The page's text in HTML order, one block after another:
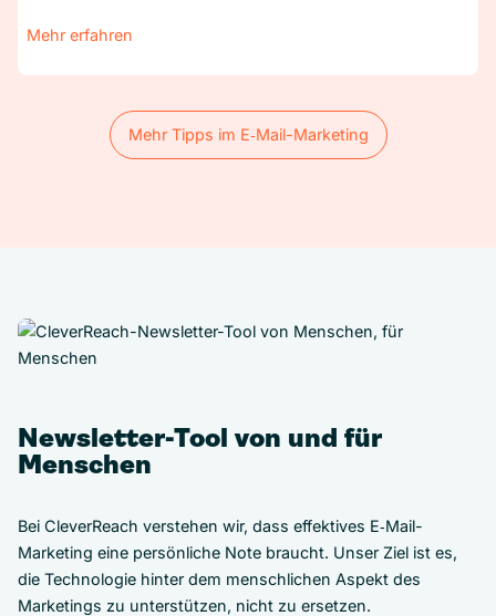
Mehr erfahren
Mehr Tipps im E‑Mail-Marketing
Mehr Tipps im E‑Mail-Marketing
Newsletter-Tool von und für
Menschen
Bei CleverReach verstehen wir, dass effektives E‑Mail-
Marketing eine persönliche Note braucht. Unser Ziel ist es,
die Technologie hinter dem menschlichen Aspekt des
Marketings zu unterstützen, nicht zu ersetzen.